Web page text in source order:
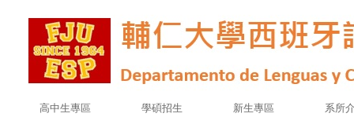
高中生專區 學碩招生 新生專區 系所